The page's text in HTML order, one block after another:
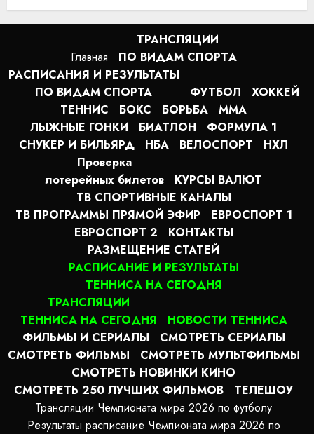
Главная
ТРАНСЛЯЦИИ
ПО ВИДАМ СПОРТA
РАСПИСАНИЯ И РЕЗУЛЬТАТЫ
ПО ВИДАМ СПОРТА
ФУТБОЛ
ХОККЕЙ
ТЕННИС
БОКС БОРЬБА
MMA
ЛЫЖНЫЕ ГОНКИ
БИАТЛОН
ФОРМУЛА 1
СНУКЕР И БИЛЬЯРД
НБА ВЕЛОСПОРТ
НХЛ
Проверка
лотерейных билетов
КУРСЫ ВАЛЮТ
ТВ СПОРТИВНЫЕ КАНАЛЫ
ТВ ПРОГРАММЫ ПРЯМОЙ ЭФИР
ЕВРОСПОРТ 1
ЕВРОСПОРТ 2
КОНТАКТЫ
РАЗМЕЩЕНИЕ СТАТЕЙ
РАСПИСАНИЕ И РЕЗУЛЬТАТЫ
ТЕННИСА НА СЕГОДНЯ
ТРАНСЛЯЦИИ
ТЕННИСА НА СЕГОДНЯ
НОВОСТИ ТЕННИСА
ФИЛЬМЫ И СЕРИАЛЫ
СМОТРЕТЬ СЕРИАЛЫ
СМОТРЕТЬ ФИЛЬМЫ
СМОТРЕТЬ МУЛЬТФИЛЬМЫ
СМОТРЕТЬ НОВИНКИ КИНО
СМОТРЕТЬ 250 ЛУЧШИХ ФИЛЬМОВ
ТЕЛЕШОУ
Трансляции Чемпионата мира 2026 по футболу
Результаты расписание Чемпионата мира 2026 по